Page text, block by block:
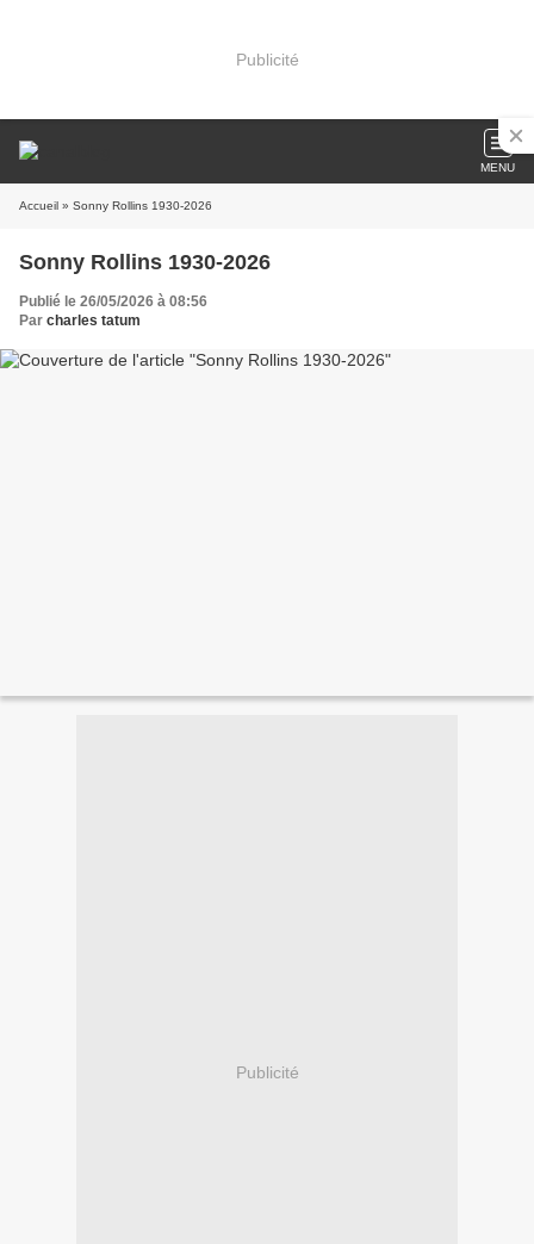
Publicité
MENU
Accueil » Sonny Rollins 1930-2026
Sonny Rollins 1930-2026
Publié le 26/05/2026 à 08:56
Par charles tatum
Publicité